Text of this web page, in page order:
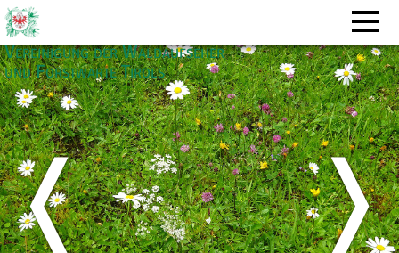
Vereinigung der Waldaufseher
und Forstwarte Tirols
❬ ❭